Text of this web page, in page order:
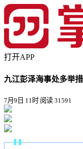
打开APP
九江彭泽海事处多举
7月9日 11时 阅读 31591